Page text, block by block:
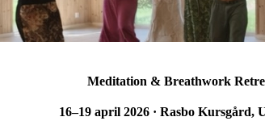
Meditation & Breathwork
16–19 april 2026 · Rasbo Kursgård,